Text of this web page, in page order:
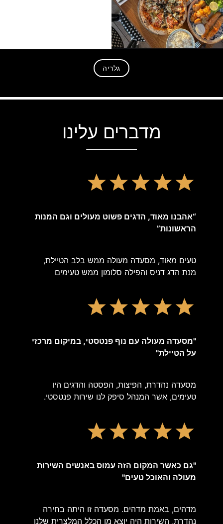
גלריה
מדברים עלינו
“אהבנו מאוד, הדגים פשוט מעולים וגם המנות
הראשונות”
טעים מאוד, מסעדה מעולה ממש בלב הטיילת,
מנת הדג דניס והפילה סלומון ממש טעימים
"מסעדה מעולה עם נוף פנטסטי, במיקום מרכזי
על הטיילת"
מסעדה נהדרת, הפיצות, הפסטה והדגים היו
טעימים, אשר המנהל סיפק לנו שירות פנטסטי.
"גם כאשר המקום הזה עמוס באנשים השירות
מעולה והאוכל טעים"
מדהים, באמת מדהים. מסעדה זו היתה בחירה
נהדרת, השירות היה יוצא מן הכלל המלצרית שלנו